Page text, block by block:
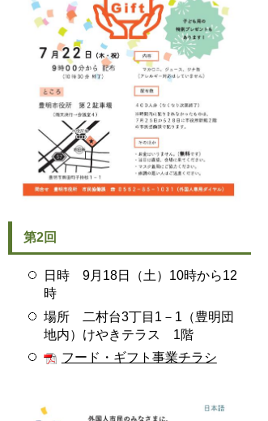
第2回
日時 9月18日（土）10時から12
時
場所 二村台3丁目1－1（豊明団
地内）けやきテラス 1階
フード・ギフト事業チラシ